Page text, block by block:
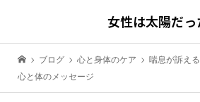
女性は太陽だっ
ブログ 心と身体のケア
喘息が訴え
心と体のメッセージ